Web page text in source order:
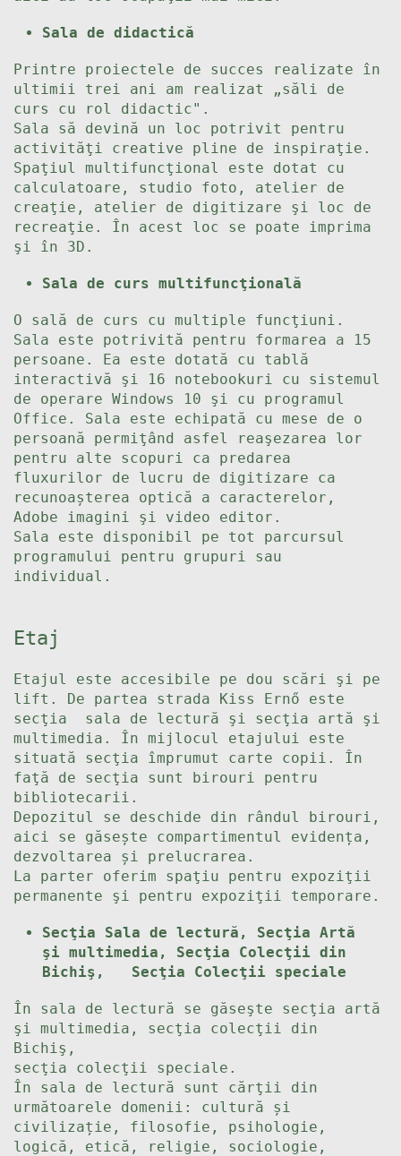
Sala de didactică
Printre proiectele de succes realizate în
ultimii trei ani am realizat „săli de
curs cu rol didactic".
Sala să devină un loc potrivit pentru
activităţi creative pline de inspiraţie.
Spaţiul multifuncţional este dotat cu
calculatoare, studio foto, atelier de
creaţie, atelier de digitizare şi loc de
recreaţie. În acest loc se poate imprima
şi în 3D.
Sala de curs multifuncţională
O sală de curs cu multiple funcţiuni.
Sala este potrivită pentru formarea a 15
persoane. Ea este dotată cu tablă
interactivă şi 16 notebookuri cu sistemul
de operare Windows 10 şi cu programul
Office. Sala este echipată cu mese de o
persoană permiţând asfel reaşezarea lor
pentru alte scopuri ca predarea
fluxurilor de lucru de digitizare ca
recunoașterea optică a caracterelor,
Adobe imagini şi video editor.
Sala este disponibil pe tot parcursul
programului pentru grupuri sau
individual.
Etaj
Etajul este accesibile pe dou scări şi pe
lift. De partea strada Kiss Ernő este
secţia sala de lectură şi secţia artă şi
multimedia. În mijlocul etajului este
situată secţia împrumut carte copii. În
faţă de secţia sunt birouri pentru
bibliotecarii.
Depozitul se deschide din rândul birouri,
aici se găsește compartimentul evidența,
dezvoltarea și prelucrarea.
La parter oferim spaţiu pentru expoziţii
permanente şi pentru expoziţii temporare.
Secţia Sala de lectură, Secţia Artă
şi multimedia, Secţia Colecţii din
Bichiş, Secţia Colecţii speciale
În sala de lectură se găseşte secţia artă
şi multimedia, secţia colecţii din
Bichiş,
secţia colecţii speciale.
În sala de lectură sunt cărţii din
următoarele domenii: cultură și
civilizație, filosofie, psihologie,
logică, etică, religie, sociologie,